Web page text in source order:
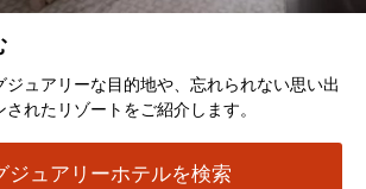
ジュアリーな目的地や、忘れられない思い出
れたリゾートをご紹介します。
ジュアリーホテルを検索